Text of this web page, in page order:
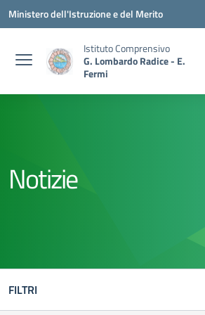
Vai ai contenuti
Vai al menu di navigazione
Vai al footer
Ministero dell'Istruzione e del Merito
Istituto Comprensivo
G. Lombardo Radice - E.
Fermi
Notizie
FILTRI